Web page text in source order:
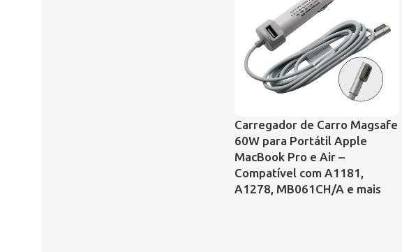
Carregador de Carro Magsafe
60W para Portátil Apple
MacBook Pro e Air –
Compatível com A1181,
A1278, MB061CH/A e mais